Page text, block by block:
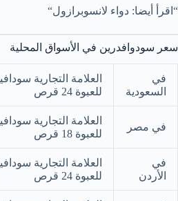
“اقرأ أيضا: دواء لانسوبرازول“
سعر سودوافدرين في الأسواق المحلية
في
السعودية
للعبوة 24 قرص
في مصر
للعبوة 18 قرص
في
الأردن
للعبوة 24 قرص